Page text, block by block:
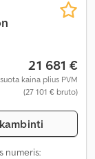
21 681 €
kaina plius PVM
(27 101 € bruto)
numeris: